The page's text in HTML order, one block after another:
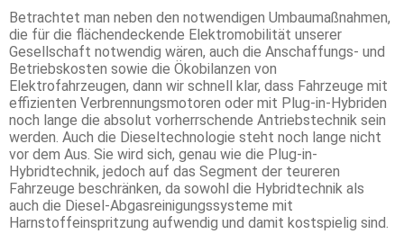
Betrachtet man neben den notwendigen Umbaumaßnahmen,
die für die flächendeckende Elektromobilität unserer
Gesellschaft notwendig wären, auch die Anschaffungs- und
Betriebskosten sowie die Ökobilanzen von
Elektrofahrzeugen, dann wir schnell klar, dass Fahrzeuge mit
effizienten Verbrennungsmotoren oder mit Plug-in-Hybriden
noch lange die absolut vorherrschende Antriebstechnik sein
werden. Auch die Dieseltechnologie steht noch lange nicht
vor dem Aus. Sie wird sich, genau wie die Plug-in-
Hybridtechnik, jedoch auf das Segment der teureren
Fahrzeuge beschränken, da sowohl die Hybridtechnik als
auch die Diesel-Abgasreinigungssysteme mit
Harnstoffeinspritzung aufwendig und damit kostspielig sind.